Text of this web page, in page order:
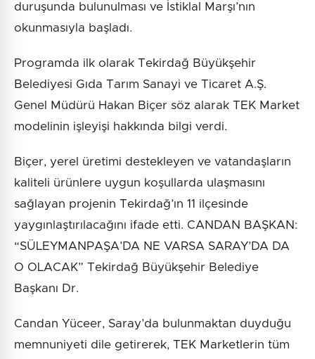
duruşunda bulunulması ve İstiklal Marşı’nın
okunmasıyla başladı.
Programda ilk olarak Tekirdağ Büyükşehir
Belediyesi Gıda Tarım Sanayi ve Ticaret A.Ş.
Genel Müdürü Hakan Biçer söz alarak TEK Market
modelinin işleyişi hakkında bilgi verdi.
Biçer, yerel üretimi destekleyen ve vatandaşların
kaliteli ürünlere uygun koşullarda ulaşmasını
sağlayan projenin Tekirdağ’ın 11 ilçesinde
yaygınlaştırılacağını ifade etti. CANDAN BAŞKAN:
“SÜLEYMANPAŞA’DA NE VARSA SARAY’DA DA
O OLACAK” Tekirdağ Büyükşehir Belediye
Başkanı Dr.
Candan Yüceer, Saray’da bulunmaktan duyduğu
memnuniyeti dile getirerek, TEK Marketlerin tüm